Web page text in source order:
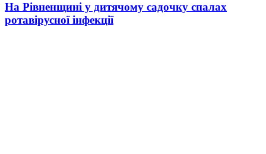
На Рівненщині у дитячому садочку спалах
ротавірусної інфекції